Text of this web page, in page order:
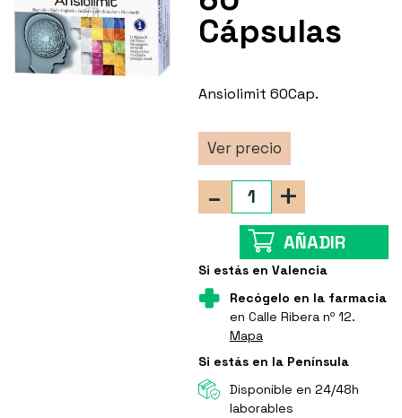
Cápsulas
Ansiolimit 60Cap.
Ver precio
+
-
AÑADIR
Si estás en Valencia
Recógelo en la farmacia
en Calle Ribera nº 12.
Mapa
Si estás en la Península
Disponible en 24/48h
laborables